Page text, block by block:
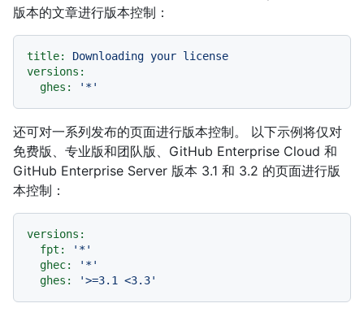
版本的文章进行版本控制：
title: Downloading your license
versions:
ghes:
'*'
还可对一系列发布的页面进行版本控制。 以下示例将仅对
免费版、专业版和团队版、GitHub Enterprise Cloud 和
GitHub Enterprise Server 版本 3.1 和 3.2 的页面进行版
本控制：
versions:
fpt:
'*'
ghec:
'*'
ghes:
'>=3.1 <3.3'